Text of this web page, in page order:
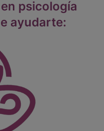
psicología
ayudarte: